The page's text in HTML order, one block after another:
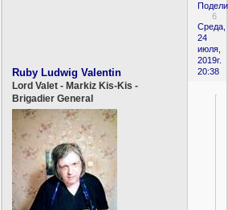
6
Среда,
24
июля,
2019г.
20:38
Ruby Ludwig Valentin
Lord Valet - Markiz Kis-Kis -
Brigadier General